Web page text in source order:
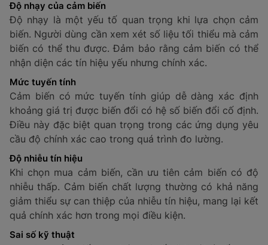
bơm, lò sưởi, và các thiết bị điện trong các tòa nhà
thông minh để giám sát và điều khiển hiệu quả.
21. Cảm biến tiếp xúc
Cảm biến tiếp xúc hoạt động dựa trên sự tiếp xúc vật
lý giữa thiết bị và đối tượng, giúp phát hiện sự thay
đổi khi có sự tiếp xúc. Những cảm biến này thường
được sử dụng trong các hệ thống báo động hoặc
trong các ứng dụng cần xác định trạng thái của thiết
bị, như cửa ra vào, cửa sổ hoặc khóa vân tay.
Ví dụ:
Cảm biến tiếp xúc được lắp đặt trong các hệ
thống báo động cửa ra vào, cửa sổ hoặc cửa chính,
giúp bảo vệ an ninh cho ngôi nhà hoặc doanh nghiệp.
22. Cảm biến không tiếp xúc
Cảm biến không tiếp xúc hoạt động mà không cần sự
tiếp xúc vật lý với đối tượng cần đo. Các cảm biến
này có thể sử dụng sóng siêu âm, hồng ngoại hoặc tia